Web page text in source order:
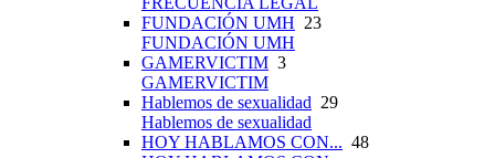
FUNDACIÓN UMH 23
FUNDACIÓN UMH
GAMERVICTIM 3
GAMERVICTIM
Hablemos de sexualidad 29
Hablemos de sexualidad
HOY HABLAMOS CON... 48